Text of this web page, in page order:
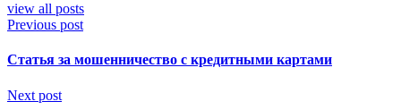
view all posts
Previous post
Статья за мошенничество с кредитными картами
Next post